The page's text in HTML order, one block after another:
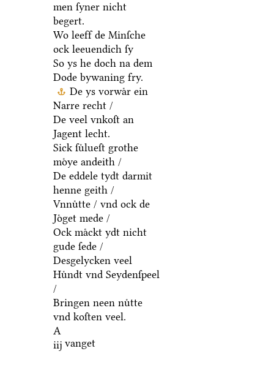
men ſyner nicht
begert.
Wo leeff de Minſche
ock leeuendich ſy
So ys he doch na dem
Dode bywaning fry.
De ys vorwaͤr ein
Narre recht /
De veel vnkoſt an
Jagent lecht.
Sick ſuͤlueſt grothe
moͤye andeith /
De eddele tydt darmit
henne geith /
Vnnuͤtte / vnd ock de
Joͤget mede /
Ock maͤckt ydt nicht
gude ſede /
Desgelycken veel
Huͤndt vnd Seydenſpeel
/
Bringen neen nuͤtte
vnd koſten veel.
A
iij vanget